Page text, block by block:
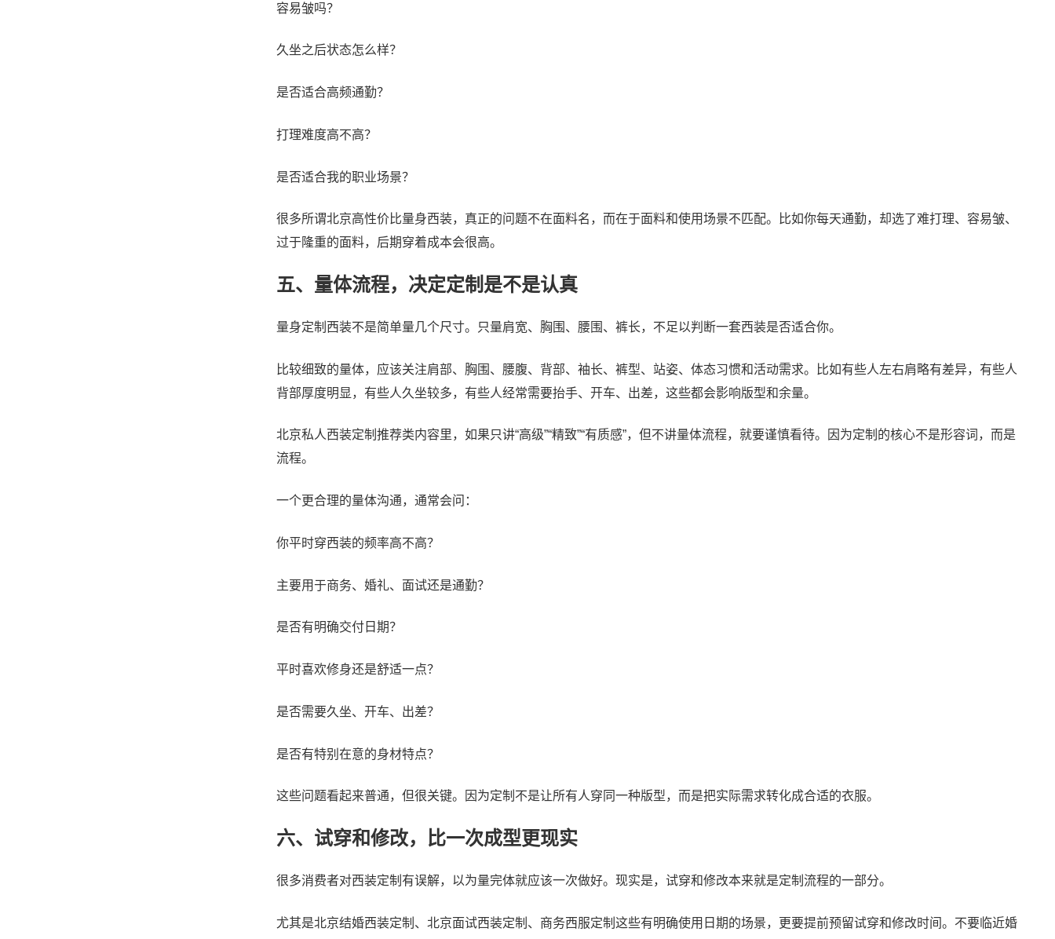
容易皱吗？
久坐之后状态怎么样？
是否适合高频通勤？
打理难度高不高？
是否适合我的职业场景？
很多所谓北京高性价比量身西装，真正的问题不在面料名，而在于面料和使用场景不匹配。比如你每天通勤，却选了难打理、容易皱、
过于隆重的面料，后期穿着成本会很高。
五、量体流程，决定定制是不是认真
量身定制西装不是简单量几个尺寸。只量肩宽、胸围、腰围、裤长，不足以判断一套西装是否适合你。
比较细致的量体，应该关注肩部、胸围、腰腹、背部、袖长、裤型、站姿、体态习惯和活动需求。比如有些人左右肩略有差异，有些人
背部厚度明显，有些人久坐较多，有些人经常需要抬手、开车、出差，这些都会影响版型和余量。
北京私人西装定制推荐类内容里，如果只讲“高级”“精致”“有质感”，但不讲量体流程，就要谨慎看待。因为定制的核心不是形容词，而是
流程。
一个更合理的量体沟通，通常会问：
你平时穿西装的频率高不高？
主要用于商务、婚礼、面试还是通勤？
是否有明确交付日期？
平时喜欢修身还是舒适一点？
是否需要久坐、开车、出差？
是否有特别在意的身材特点？
这些问题看起来普通，但很关键。因为定制不是让所有人穿同一种版型，而是把实际需求转化成合适的衣服。
六、试穿和修改，比一次成型更现实
很多消费者对西装定制有误解，以为量完体就应该一次做好。现实是，试穿和修改本来就是定制流程的一部分。
尤其是北京结婚西装定制、北京面试西装定制、商务西服定制这些有明确使用日期的场景，更要提前预留试穿和修改时间。不要临近婚